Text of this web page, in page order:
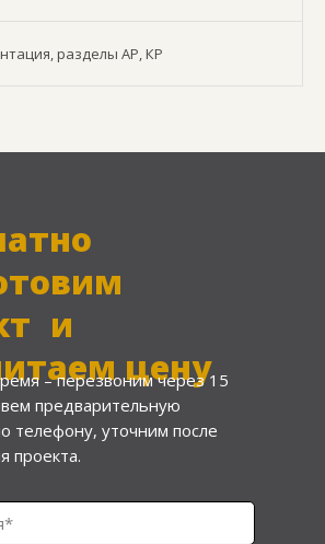
разделы АР, КР
и
цену
– перезвоним через 15
предварительную
телефону, уточним после
проекта.